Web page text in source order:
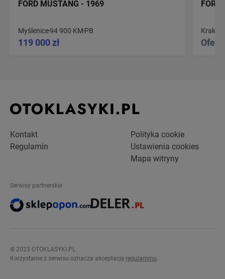
FORD MUSTANG - 1969
Myślenice94 900 KM PB
119 000 zł
Kraków
Kontakt
Regulamin
Polityka cookie
Ustawienia cookies
Mapa witryny
Serwisy partnerskie
© 2023 OTOKLASYKI.PL
Korzystanie z serwisu oznacza akceptację regulaminu